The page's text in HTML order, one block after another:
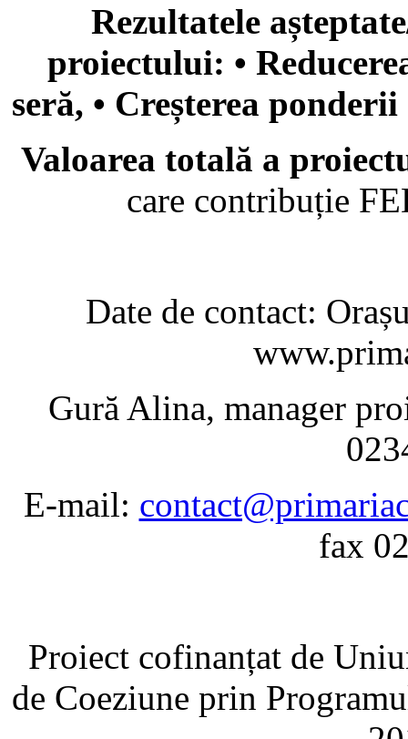
Rezultatele
proiectului: •
seră, • Creșterea
Valoarea totală a
care contribuție
Date de contact:
Gură Alina, manager
E-mail:
fax
Proiect cofinanțat de
de Coeziune prin